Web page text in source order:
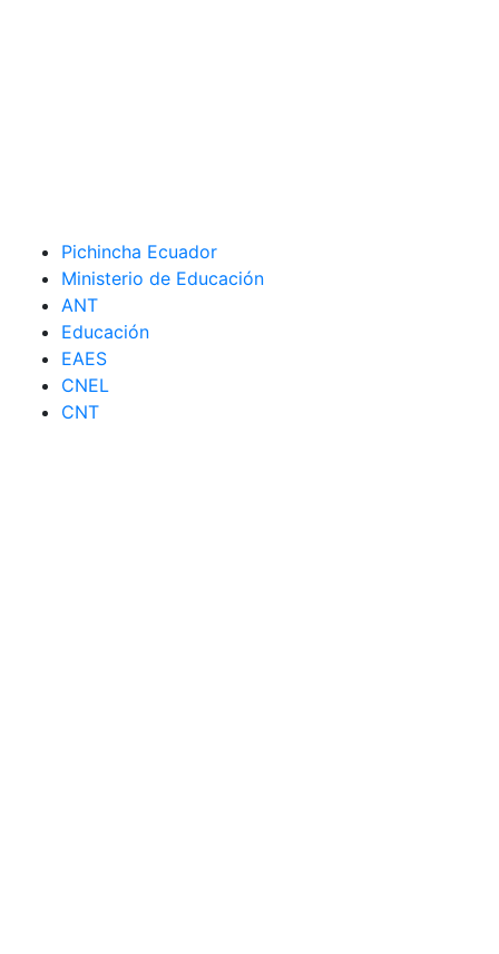
Pichincha Ecuador
Ministerio de Educación
ANT
Educación
EAES
CNEL
CNT